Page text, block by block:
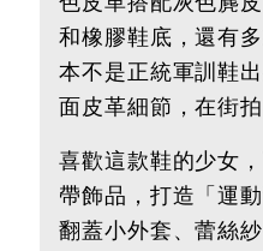
和橡膠鞋底，還有
本不是正統軍訓鞋
面皮革細節，在街拍
喜歡這款鞋的少女
帶飾品，打造「運
翻蓋小外套、蕾絲